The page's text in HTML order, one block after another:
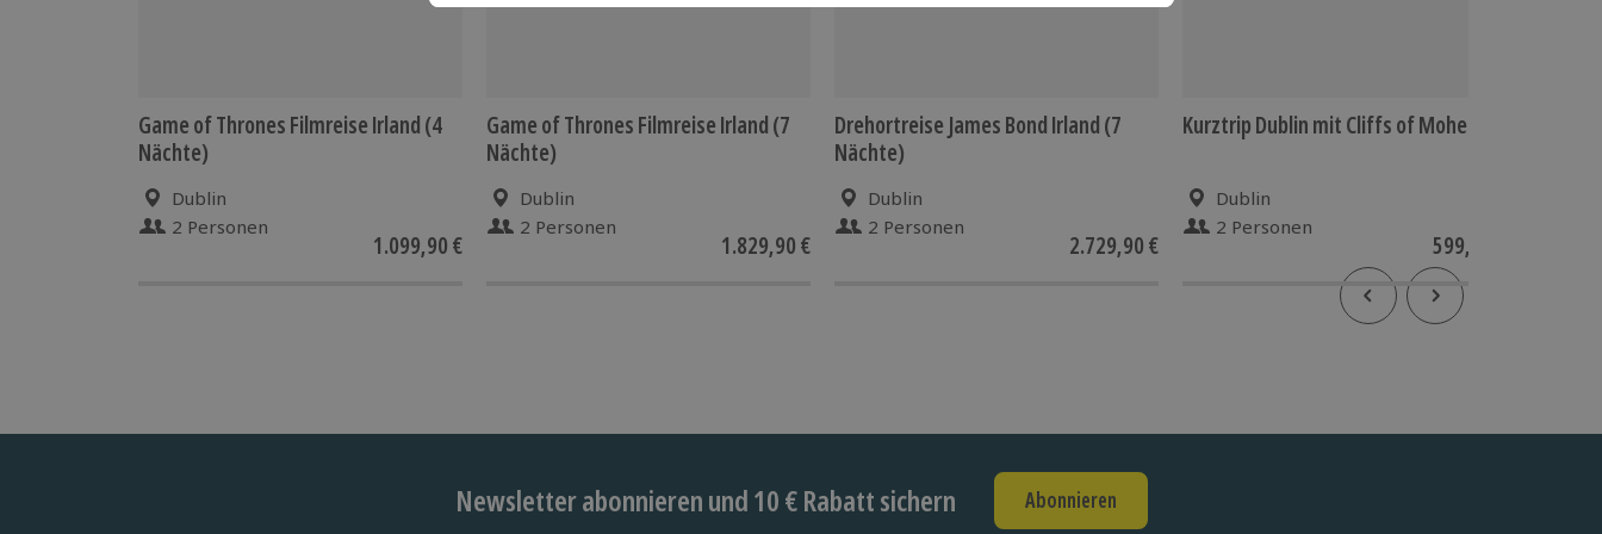
Game of Thrones Filmreise Irland (4
Nächte)
Dublin
2 Personen
1.099,90 €
Game of Thrones Filmreise Irland (7
Nächte)
Dublin
2 Personen
1.829,90 €
Drehortreise James Bond Irland (7
Nächte)
Dublin
2 Personen
2.729,90 €
Kurztrip Dublin mit Cliffs of Moher
Dublin
2 Personen
599,90 €
Newsletter abonnieren und 10 € Rabatt sichern Abonnieren